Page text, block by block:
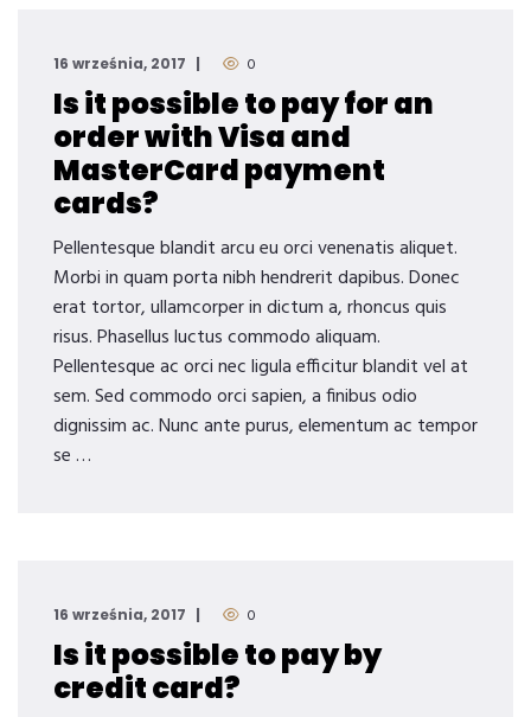
16 września, 2017 0
Is it possible to pay for an
order with Visa and
MasterCard payment
cards?
Pellentesque blandit arcu eu orci venenatis aliquet.
Morbi in quam porta nibh hendrerit dapibus. Donec
erat tortor, ullamcorper in dictum a, rhoncus quis
risus. Phasellus luctus commodo aliquam.
Pellentesque ac orci nec ligula efficitur blandit vel at
sem. Sed commodo orci sapien, a finibus odio
dignissim ac. Nunc ante purus, elementum ac tempor
se …
16 września, 2017 0
Is it possible to pay by
credit card?